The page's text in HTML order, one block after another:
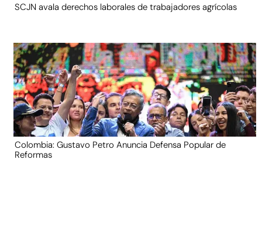
SCJN avala derechos laborales de trabajadores agrícolas
Colombia: Gustavo Petro Anuncia Defensa Popular de
Reformas